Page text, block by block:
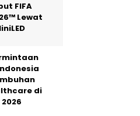
FIFA
Lewat
di